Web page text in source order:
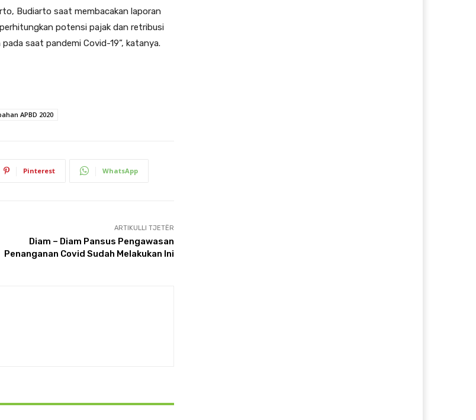
Budiarto saat membacakan laporan
potensi pajak dan retribusi
saat pandemi Covid-19”, katanya.
APBD 2020
Pinterest WhatsApp
ARTIKULLI TJETËR
Diam – Diam Pansus Pengawasan
Penanganan Covid Sudah Melakukan Ini